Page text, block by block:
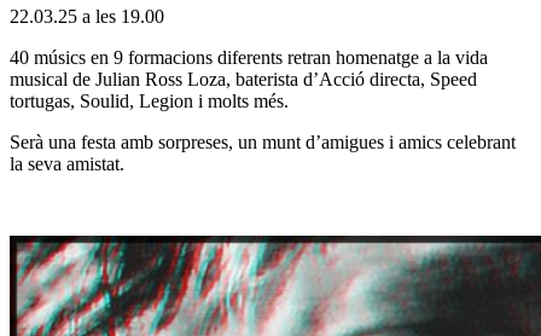
22.03.25 a les 19.00
40 músics en 9 formacions diferents retran homenatge a la vida
musical de Julian Ross Loza, baterista d’Acció directa, Speed
tortugas, Soulid, Legion i molts més.
Serà una festa amb sorpreses, un munt d’amigues i amics celebrant
la seva amistat.